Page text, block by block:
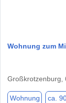
Wohnung zum
Großkrotzenburg,
Wohnung ca.